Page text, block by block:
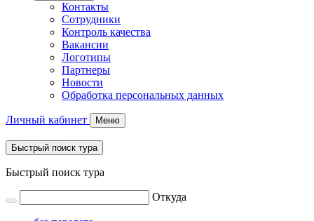
Контакты
Сотрудники
Контроль качества
Вакансии
Логотипы
Партнеры
Новости
Обработка персональных данных
Личный кабинет Меню
Быстрый поиск тура
Быстрый поиск тура
Откуда